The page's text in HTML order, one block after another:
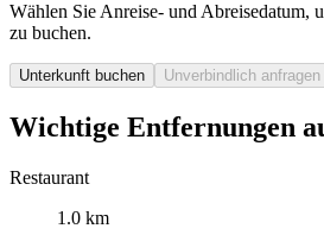
Wählen Sie Anreise- und Abreisedatum,
zu buchen.
Unterkunft buchen Unverbindlich anfragen
Wichtige Entfernungen
Restaurant
1.0 km